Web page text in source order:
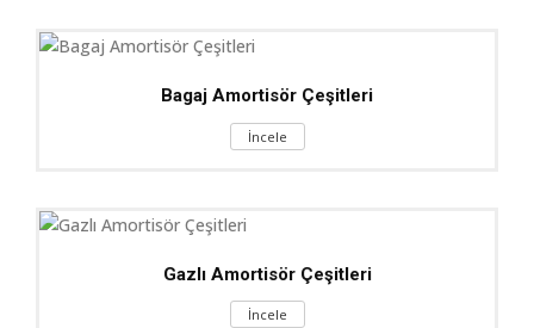
Bagaj Amortisör Çeşitleri
İncele
Gazlı Amortisör Çeşitleri
İncele